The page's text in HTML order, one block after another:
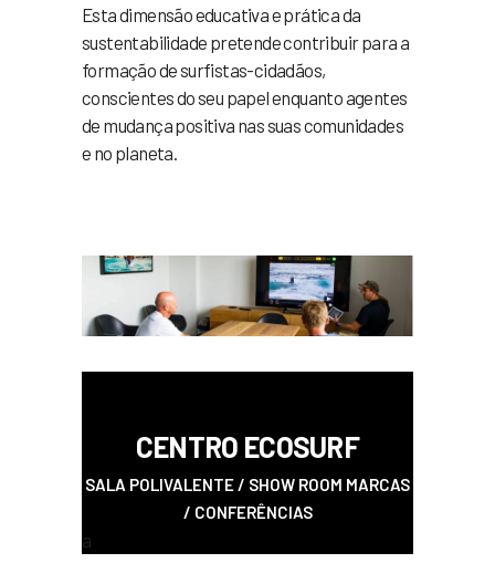
Esta dimensão educativa e prática da
sustentabilidade pretende contribuir para a
formação de surfistas-cidadãos,
conscientes do seu papel enquanto agentes
de mudança positiva nas suas comunidades
e no planeta.
CENTRO ECOSURF
SALA POLIVALENTE / SHOW ROOM MARCAS
/ CONFERÊNCIAS
a